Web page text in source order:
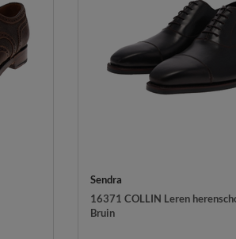
Sendra
16371 COLLIN Leren
Bruin